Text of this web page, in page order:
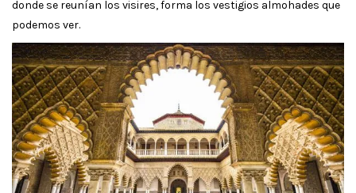
donde se reunían los visires, forma los vestigios almohades que
podemos ver.